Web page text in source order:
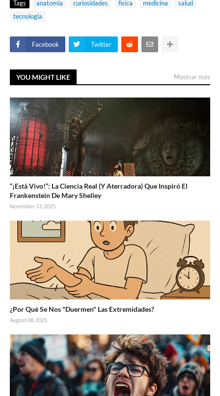
Tags anatomia curiosidades fisica medicina
salud
tecnologia
Facebook Twitter
YOU MIGHT LIKE Mostrar más
“¡Está Vivo!”: La Ciencia Real (Y Aterradora) Que Inspiró El
Frankenstein De Mary Shelley
November 13, 2025
¿Por Qué Se Nos "Duermen" Las Extremidades?
August 08, 2025